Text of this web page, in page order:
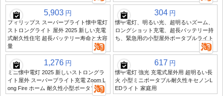
5,903 円
フィリップス スーパーブライト懐中電灯
ストロングライト 屋外 2025 新しい充電
式耐久性住宅 超長バッテリー寿命と大容
量
304 円
懐中電灯、明るい光、超明るいズーム、
ロングショット充電、超長バッテリー持
ち、緊急用の小型屋外ポータブルライト
1,276 円
ミニ懐中電灯 2025 新しいストロングラ
イト屋外 スーパーブライト充電 Zoom L
ong Fire ホーム 耐久性小型ポータブル
617 円
懐中電灯 強光 充電式屋外用 超明るい長
火 小型ミニポータブル耐久性キセノンL
EDライト 家庭用